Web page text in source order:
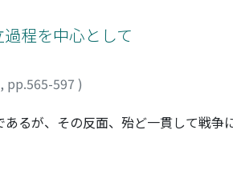
錢が秦統一後の統一貨幤、半兩錢の
及するにつれて、徐々に都市の商人
、方孔圓錢になると、様式は統一さ
うになる。このように方孔圓錢は戰
う意味で、中國貨幤史上重要な貨幤
程を中心として
, pp.565-597 )
るが、その反面、殆ど一貫して戦争
リシュリュー政権の確立過程と戦争